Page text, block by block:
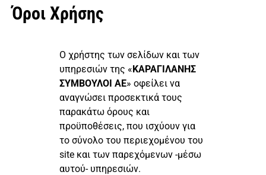
Όροι Χρήσης
Ο χρήστης των σελίδων και των
υπηρεσιών της «ΚΑΡΑΓΙΛΑΝΗΣ
ΣΥΜΒΟΥΛΟΙ ΑΕ» οφείλει να
αναγνώσει προσεκτικά τους
παρακάτω όρους και
προϋποθέσεις, που ισχύουν για
το σύνολο του περιεχομένου του
site και των παρεχόμενων -μέσω
αυτού- υπηρεσιών.